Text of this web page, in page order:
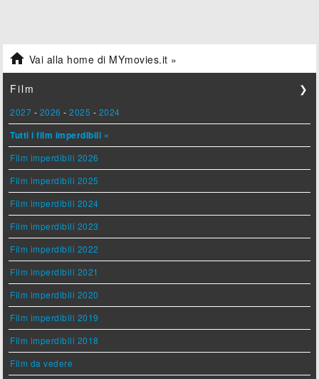
 Vai alla home di MYmovies.it »
Film ❯
2027 - 2026 -2025 - 2024
Tutti i film imperdibili »
Film imperdibili 2026
Film imperdibili 2025
Film imperdibili 2024
Film imperdibili 2023
Film imperdibili 2022
Film imperdibili 2021
Film imperdibili 2020
Film imperdibili 2019
Film imperdibili 2018
Film da vedere